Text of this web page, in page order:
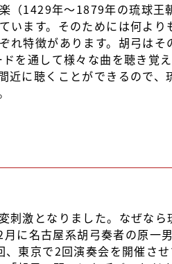
（1429年～1879年の琉球王
ます。そのためには何より
特徴があります。胡弓は
を通して様々な曲を聴き覚
に聴くことができるので
刺激となりました。なぜな
に名古屋系胡弓奏者の原
東京で2回演奏会を開催さ